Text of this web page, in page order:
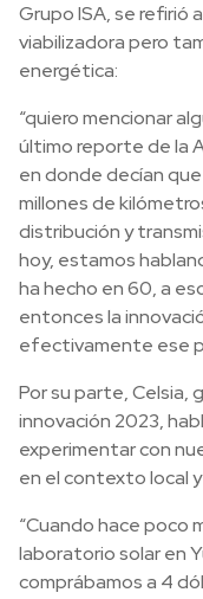
Grupo ISA, se refirió
viabilizadora pero
energética:
“quiero mencionar
último reporte de la
en donde decían
millones de
distribución y
hoy, estamos
ha hecho en 60, a
entonces la
efectivamente ese
Por su parte, Celsia,
innovación 2023,
experimentar con
en el contexto local
“Cuando hace poco
laboratorio solar en
comprábamos a 4